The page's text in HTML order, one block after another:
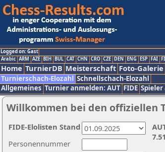
Logged on: Gast
Arabic ARM AZE BIH BUL CAT CHN CRO CZE DEN ENG ESP FAI
Home TurnierDB Meisterschaft Foto-Galerie
Turnierschach-Elozahl Schnellschach-Elozahl
Allgemeines Turnier anmelden: AUT FIDE
Willkommen bei den offiziellen
Personennummer
FIDE-Elolisten Stand